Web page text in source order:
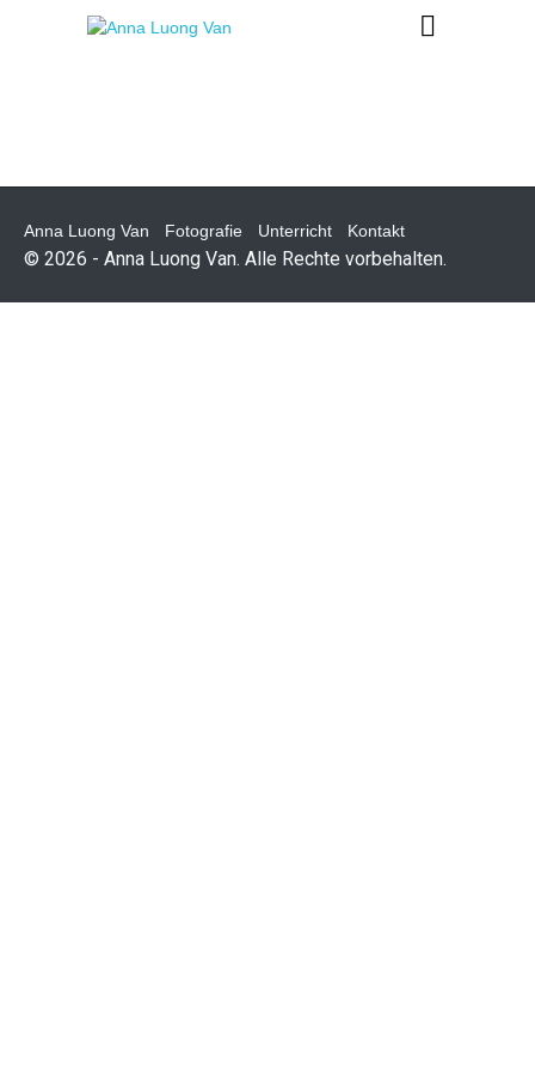
Anna Luong Van Fotografie Unterricht Kontakt
© 2026 - Anna Luong Van. Alle Rechte vorbehalten.